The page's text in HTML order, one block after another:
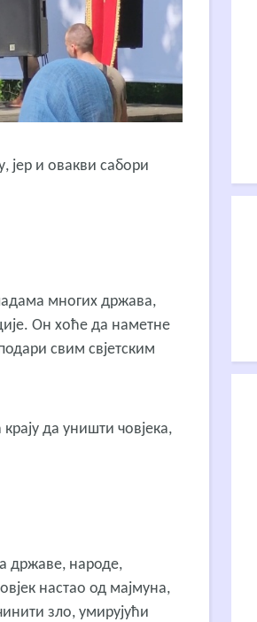
јер и овакви сабори
многих држава,
Он хоће да наметне
свим свјетским
да уништи човјека,
државе, народе,
настао од мајмуна,
зло, умирујући